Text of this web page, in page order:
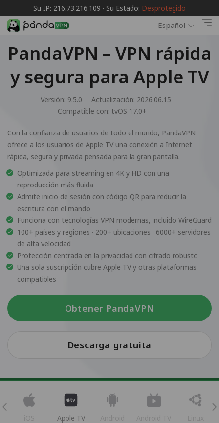
Su IP: 216.73.216.109 · Su Estado: Desprotegido
Español
PandaVPN – VPN rápida
y segura para Apple TV
Versión: 9.5.0
Actualización: 2026.06.15
Compatible con: tvOS 17.0+
Con la confianza de usuarios de todo el mundo, PandaVPN
ofrece a los usuarios de Apple TV una conexión a Internet
rápida, segura y privada pensada para la gran pantalla.
Optimizada para streaming en 4K y HD con una
reproducción más fluida
Admite inicio de sesión con código QR para reducir la
escritura con el mando
Funciona con tecnologías VPN modernas, incluido WireGuard
100+ países y regiones · 200+ ubicaciones · 6000+ servidores
de alta velocidad
Protección centrada en la privacidad con cifrado robusto
Una sola suscripción cubre Apple TV y otras plataformas
compatibles
Obtener PandaVPN
Descarga gratuita
iOS Apple TV Android Android TV Linux